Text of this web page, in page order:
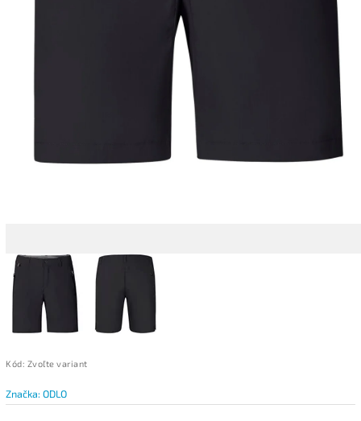
Kód: Zvoľte variant
Značka: ODLO